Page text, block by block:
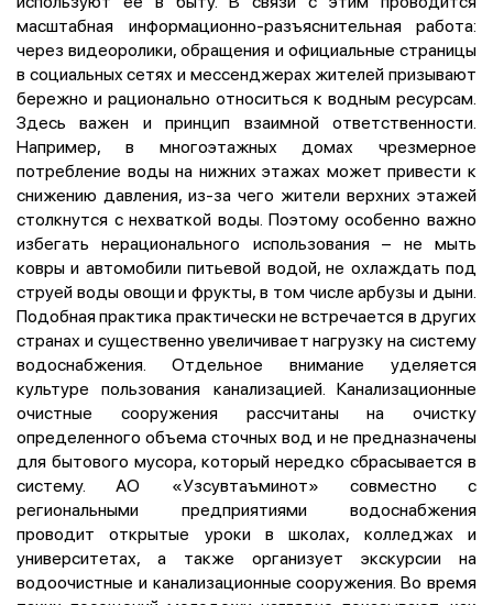
масштабная информационно-разъяснительная работа:
через видеоролики, обращения и официальные страницы
в социальных сетях и мессенджерах жителей призывают
бережно и рационально относиться к водным ресурсам.
Здесь важен и принцип взаимной ответственности.
Например, в многоэтажных домах чрезмерное
потребление воды на нижних этажах может привести к
снижению давления, из-за чего жители верхних этажей
столкнутся с нехваткой воды. Поэтому особенно важно
избегать нерационального использования – не мыть
ковры и автомобили питьевой водой, не охлаждать под
струей воды овощи и фрукты, в том числе арбузы и дыни.
Подобная практика практически не встречается в других
странах и существенно увеличивает нагрузку на систему
водоснабжения. Отдельное внимание уделяется
культуре пользования канализацией. Канализационные
очистные сооружения рассчитаны на очистку
определенного объема сточных вод и не предназначены
для бытового мусора, который нередко сбрасывается в
систему. АО «Узсувтаъминот» совместно с
региональными предприятиями водоснабжения
проводит открытые уроки в школах, колледжах и
университетах, а также организует экскурсии на
водоочистные и канализационные сооружения. Во время